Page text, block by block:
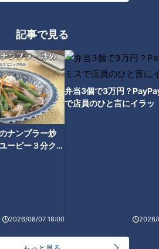
記事で見る
ナンプラー炒
ーピー３分クッ
2026/08/07 18:00
弁当3個で3万円？
で店員のひと言にイラッ
2026/
効果を発揮しますので、レジャーの
したら?～
活発化。巣を守るため、神経質にな
います。重要なのは、最初の1匹目
わりつくように飛び始めたら、すで
したら、しゃがんでゆっくりと後ず